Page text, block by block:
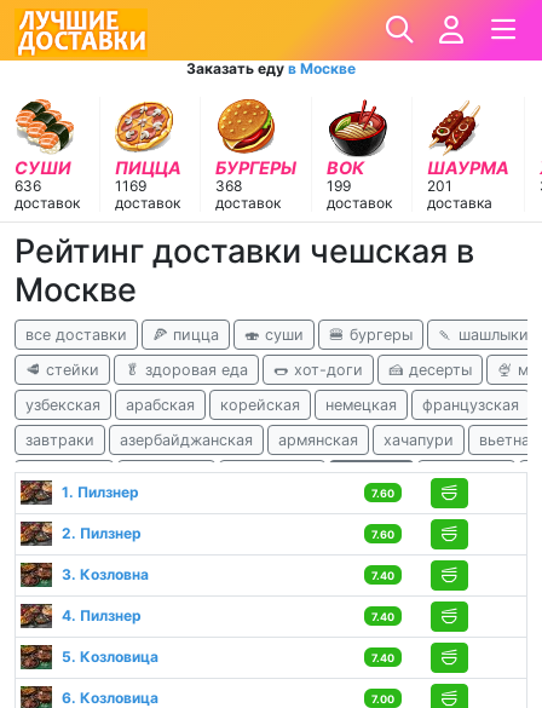
Заказать еду в Москве
СУШИ
636
доставок
ПИЦЦА
1169
доставок
БУРГЕРЫ
368
доставок
ВОК
199
доставок
ШАУРМА
201
доставка
Рейтинг доставки чешская в
Москве
все доставки 🍕 пицца 🍣 суши 🍔 бургеры
🍡 шашлыки
🥩 стейки
🥬 здоровая еда 🌭 хот-доги 🍰 десерты
🍨
узбекская
арабская корейская немецкая
французская
завтраки
азербайджанская армянская хачапури
ливанская
татарская балканская чешская гавайская
детокс
1. Пилзнер 7.60
2. Пилзнер 7.60
3. Козловна 7.40
4. Пилзнер 7.40
5. Козловица 7.40
6. Козловица 7.00